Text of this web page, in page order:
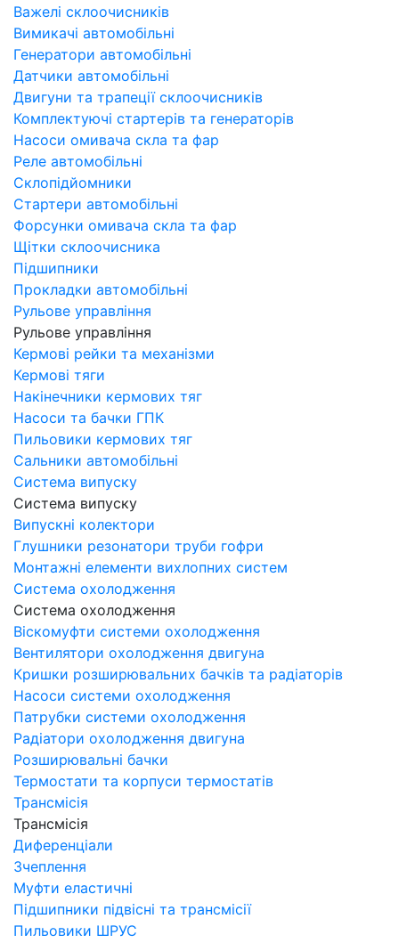
Важелі склоочисників
Вимикачі автомобільні
Генератори автомобільні
Датчики автомобільні
Двигуни та трапеції склоочисників
Комплектуючі стартерів та генераторів
Насоси омивача скла та фар
Реле автомобільні
Склопідйомники
Стартери автомобільні
Форсунки омивача скла та фар
Щітки склоочисника
Підшипники
Прокладки автомобільні
Рульове управління
Рульове управління
Кермові рейки та механізми
Кермові тяги
Накінечники кермових тяг
Насоси та бачки ГПК
Пильовики кермових тяг
Сальники автомобільні
Система випуску
Система випуску
Випускні колектори
Глушники резонатори труби гофри
Монтажні елементи вихлопних систем
Система охолодження
Система охолодження
Віскомуфти системи охолодження
Вентилятори охолодження двигуна
Кришки розширювальних бачків та радіаторів
Насоси системи охолодження
Патрубки системи охолодження
Радіатори охолодження двигуна
Розширювальні бачки
Термостати та корпуси термостатів
Трансмісія
Трансмісія
Диференціали
Зчеплення
Муфти еластичні
Підшипники підвісні та трансмісії
Пильовики ШРУС